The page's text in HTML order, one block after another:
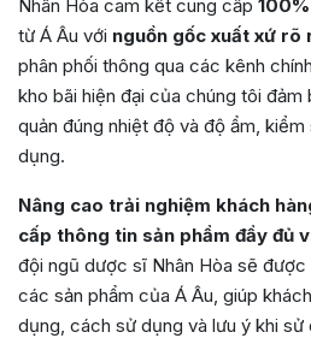
Nhân Hòa cam kết cung cấp
từ Á Âu với nguồn gốc xuất xứ rõ
phân phối thông qua các kênh
kho bãi hiện đại của chúng tôi
quản đúng nhiệt độ và độ ẩm,
dụng.
Nâng cao trải nghiệm khách
cấp thông tin sản phẩm đầy đủ
đội ngũ dược sĩ Nhân Hòa sẽ
các sản phẩm của Á Âu, giúp
dụng, cách sử dụng và lưu ý khi sử